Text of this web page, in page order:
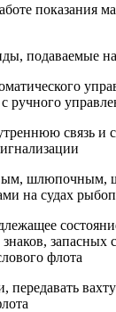
показания
подаваемые
ручного
связь и
шлюпочным,
на судах
запасных
флота
передавать